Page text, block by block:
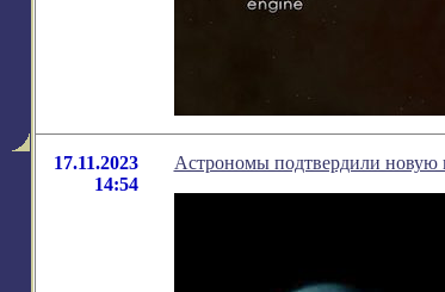
17.11.2023
14:54
Астрономы подтвердили новую